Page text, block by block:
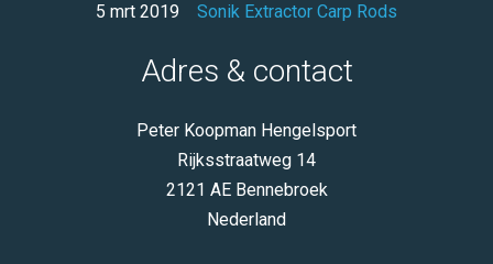
5 mrt 2019 Sonik Extractor Carp Rods
Adres & contact
Peter Koopman Hengelsport
Rijksstraatweg 14
2121 AE Bennebroek
Nederland